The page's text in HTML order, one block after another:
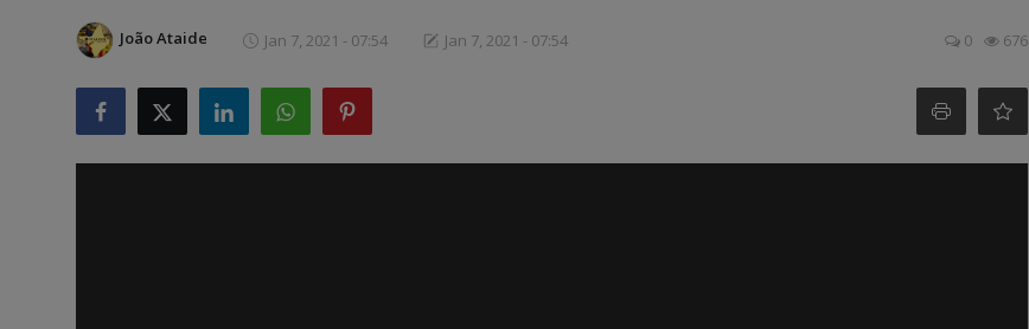
João Ataide Jan 7, 2021 - 07:54 Jan 7, 2021 - 07:54 0 676